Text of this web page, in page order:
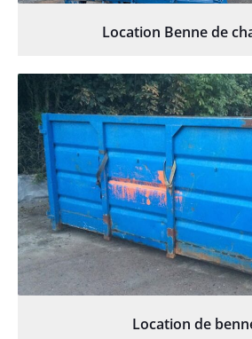
Location Benne de
Location de